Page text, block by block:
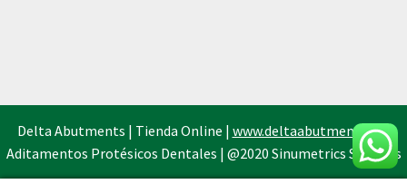
Delta Abutments | Tienda Online | www.deltaabutments.es|
Aditamentos Protésicos Dentales | @2020 Sinumetrics Systems